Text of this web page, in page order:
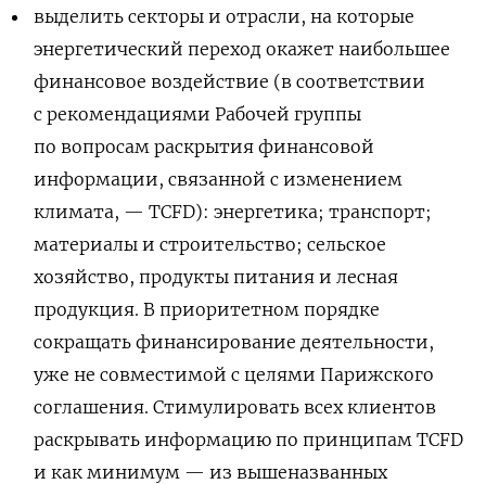
выделить секторы и отрасли, на которые
энергетический переход окажет наибольшее
финансовое воздействие (в соответствии
с рекомендациями Рабочей группы
по вопросам раскрытия финансовой
информации, связанной с изменением
климата, — TCFD): энергетика; транспорт;
материалы и строительство; сельское
хозяйство, продукты питания и лесная
продукция. В приоритетном порядке
сокращать финансирование деятельности,
уже не совместимой с целями Парижского
соглашения. Стимулировать всех клиентов
раскрывать информацию по принципам TCFD
и как минимум — из вышеназванных